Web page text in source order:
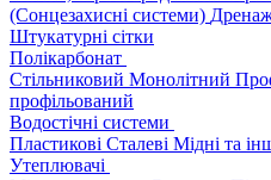
(Сонцезахисні системи)
Штукатурні сітки
Полікарбонат
Стільниковий Монолітний
профільований
Водостічні системи
Пластикові Сталеві Мідні та
Утеплювачі